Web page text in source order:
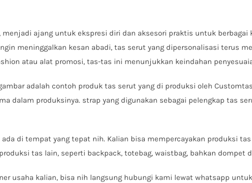
ajang untuk ekspresi diri dan aksesori praktis untuk berbagai
meninggalkan kesan abadi, tas serut yang dipersonalisasi terus
atau alat promosi, tas-tas ini menunjukkan keindahan
adalah contoh produk tas serut yang di produksi oleh
dalam produksinya. strap yang digunakan sebagai pelengkap tas
di tempat yang tepat nih. Kalian bisa mempercayakan produksi
tas lain, seperti backpack, totebag, waistbag, bahkan dompet
usaha kalian, bisa nih langsung hubungi kami lewat whatsapp